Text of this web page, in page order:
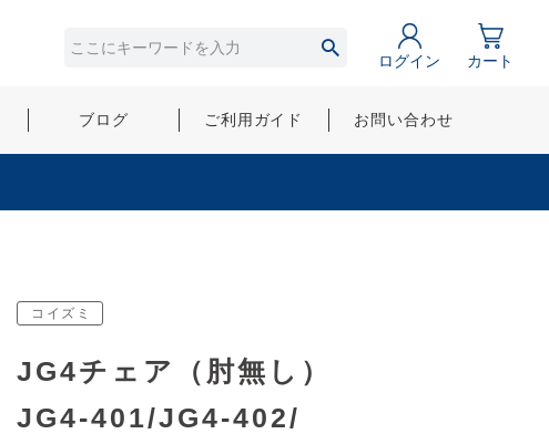
ログイン カート
ブログ ご利用ガイド お問い合わせ
コイズミ
JG4チェア（肘無し）
JG4-401/JG4-402/